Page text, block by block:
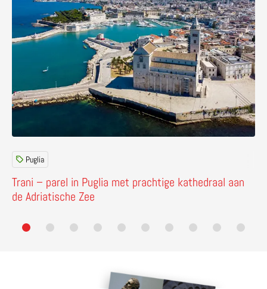
Trani – parel in Puglia met prachtige kathedraal aan
de Adriatische Zee
Puglia